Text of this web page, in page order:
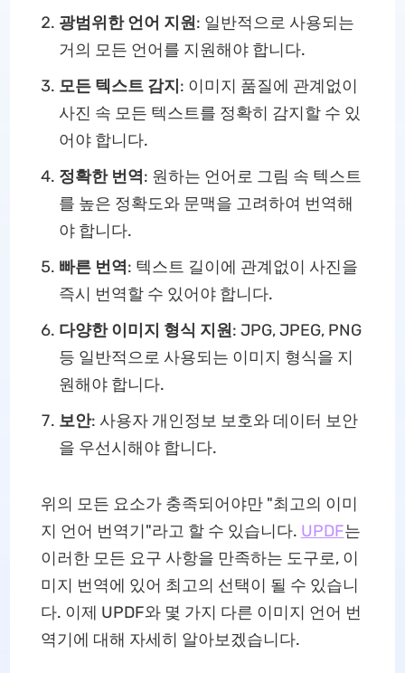
광범위한 언어 지원: 일반적으로 사용되는
거의 모든 언어를 지원해야 합니다.
모든 텍스트 감지 : 이미지 품질에 관계없이
사진 속 모든 텍스트를 정확히 감지할 수 있
어야 합니다.
정확한 번역 : 원하는 언어로 그림 속 텍스트
를 높은 정확도와 문맥을 고려하여 번역해
야 합니다.
빠른 번역 : 텍스트 길이에 관계없이 사진을
즉시 번역할 수 있어야 합니다.
다양한 이미지 형식 지원: JPG, JPEG, PNG
등 일반적으로 사용되는 이미지 형식을 지
원해야 합니다.
보안: 사용자 개인정보 보호와 데이터 보안
을 우선시해야 합니다.
위의 모든 요소가 충족되어야만 "최고의 이미
지 언어 번역기"라고 할 수 있습니다. UPDF는
이러한 모든 요구 사항을 만족하는 도구로, 이
미지 번역에 있어 최고의 선택이 될 수 있습니
다. 이제 UPDF와 몇 가지 다른 이미지 언어 번
역기에 대해 자세히 알아보겠습니다.